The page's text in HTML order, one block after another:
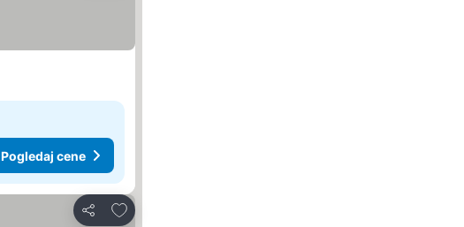
Pogledaj cene
Deli
Dodati u favorite